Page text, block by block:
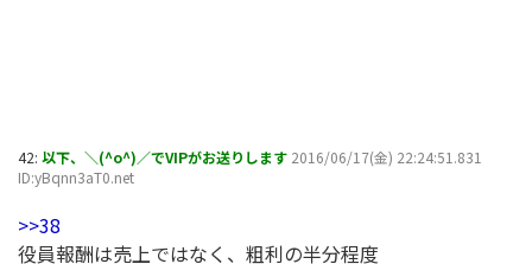
42: 以下、＼(^o^)／でVIPがお送りします 2016/06/17(金) 22:24:51.831
ID:yBqnn3aT0.net
>>38
役員報酬は売上ではなく、粗利の半分程度